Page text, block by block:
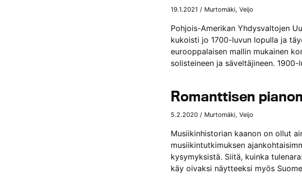
19.1.2021 / Murtomäki, Veijo
Pohjois-Amerikan Yhdysvaltojen
kukoisti jo 1700-luvun lopulla ja
eurooppalaisen mallin mukainen
solisteineen ja säveltäjineen.
Romanttisen
5.2.2020 / Murtomäki, Veijo
Musiikinhistorian kaanon on ollut
musiikintutkimuksen
kysymyksistä. Siitä, kuinka
käy oivaksi näytteeksi myös